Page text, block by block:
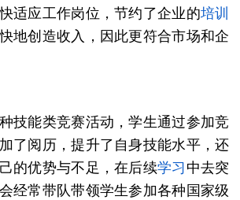
适应工作岗位，节约了企业的培训
地创造收入，因此更符合市场和企
技能类竞赛活动，学生通过参加竞
了阅历，提升了自身技能水平，还
的优势与不足，在后续学习中去突
经常带队带领学生参加各种国家级